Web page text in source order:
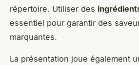
répertoire. Utiliser des
essentiel pour garantir des
marquantes.
La présentation joue également